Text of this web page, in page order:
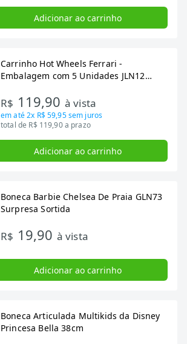
Adicionar ao carrinho
Carrinho Hot Wheels Ferrari -
Embalagem com 5 Unidades JLN12
R$ 119,90 à vista
em até2x R$ 59,95sem juros
total de R$ 119,90 a prazo
Adicionar ao carrinho
Boneca Barbie Chelsea De Praia GLN73
Surpresa Sortida
R$ 19,90 à vista
Adicionar ao carrinho
Boneca Articulada Multikids da Disney
Princesa Bella 38cm